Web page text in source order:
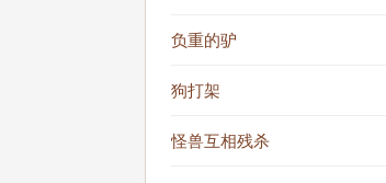
负重的驴
狗打架
怪兽互相残杀